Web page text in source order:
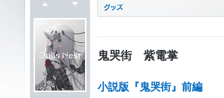
鬼哭街 紫電掌
小説版『鬼哭街』前編